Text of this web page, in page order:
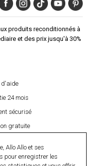
produits reconditionnés à
et des prix jusqu'à 30%
d'aide
24 mois
sécurisé
gratuite
sécurisé
Allo Allo et ses
pour enregistrer les